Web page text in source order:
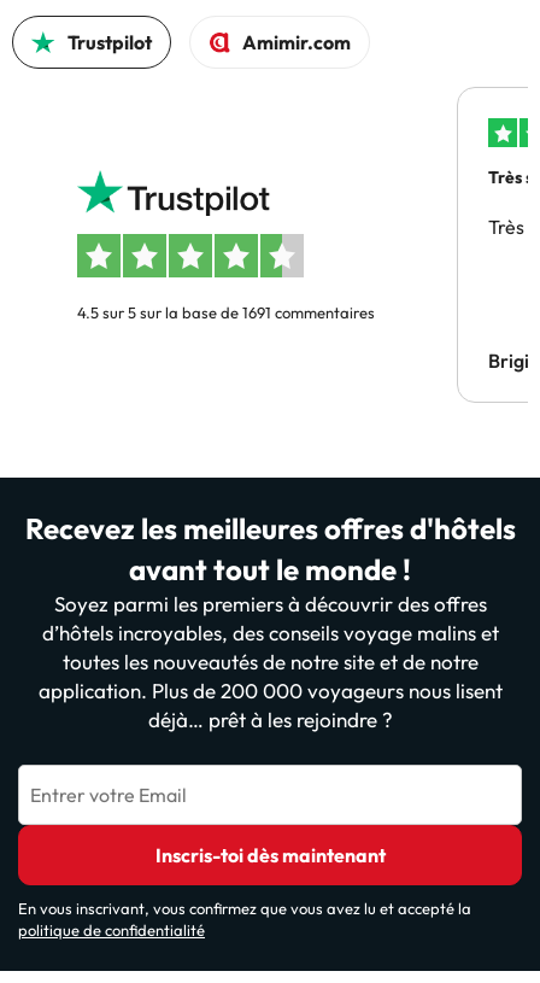
Trustpilot Amimir.com
4.5 sur 5 sur la base de 1691 commentaires
Très
Très
Recevez les meilleures offres d'hôtels
avant tout le monde !
Soyez parmi les premiers à découvrir des offres
d’hôtels incroyables, des conseils voyage malins et
toutes les nouveautés de notre site et de notre
application. Plus de 200 000 voyageurs nous lisent
déjà… prêt à les rejoindre ?
Entrer votre Email
Inscris-toi dès maintenant
En vous inscrivant, vous confirmez que vous avez lu et accepté la
politique de confidentialité